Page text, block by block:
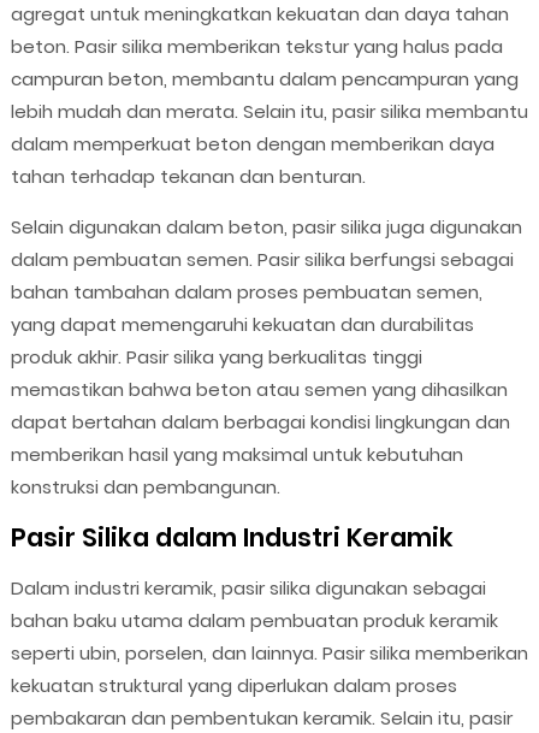
agregat untuk meningkatkan kekuatan dan daya tahan
beton. Pasir silika memberikan tekstur yang halus pada
campuran beton, membantu dalam pencampuran yang
lebih mudah dan merata. Selain itu, pasir silika membantu
dalam memperkuat beton dengan memberikan daya
tahan terhadap tekanan dan benturan.
Selain digunakan dalam beton, pasir silika juga digunakan
dalam pembuatan semen. Pasir silika berfungsi sebagai
bahan tambahan dalam proses pembuatan semen,
yang dapat memengaruhi kekuatan dan durabilitas
produk akhir. Pasir silika yang berkualitas tinggi
memastikan bahwa beton atau semen yang dihasilkan
dapat bertahan dalam berbagai kondisi lingkungan dan
memberikan hasil yang maksimal untuk kebutuhan
konstruksi dan pembangunan.
Pasir Silika dalam Industri Keramik
Dalam industri keramik, pasir silika digunakan sebagai
bahan baku utama dalam pembuatan produk keramik
seperti ubin, porselen, dan lainnya. Pasir silika memberikan
kekuatan struktural yang diperlukan dalam proses
pembakaran dan pembentukan keramik. Selain itu, pasir